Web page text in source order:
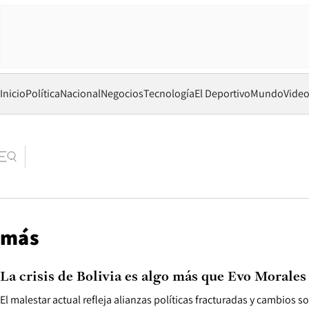
InicioPolíticaNacionalNegociosTecnologíaEl DeportivoMundo
más
El malestar actual refleja alianzas políticas fracturadas y cambios
La crisis de Bolivia es algo más que Evo Morales